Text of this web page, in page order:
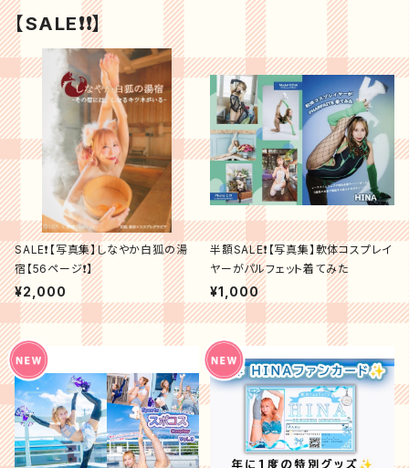
【SALE❗️❗️】
SALE❗️【写真集】しなやか白狐の湯
宿【56ページ❗️】
¥2,000
半額SALE❗️【写真集】軟体コスプレイ
ヤーがパルフェット着てみた
¥1,000